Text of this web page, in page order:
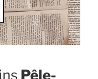
Pêle-